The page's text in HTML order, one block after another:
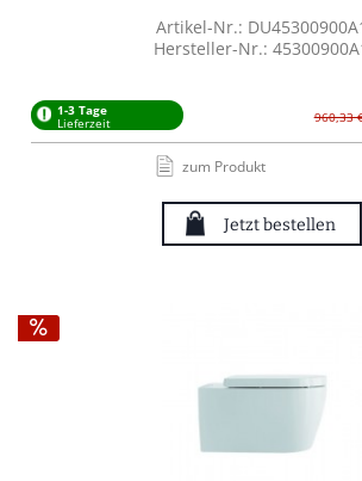
Artikel-Nr.:
Hersteller-Nr.:
1-3 Tage
Lieferzeit 960,33
zum Produkt
Jetzt bestellen